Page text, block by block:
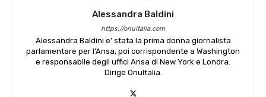
Alessandra Baldini
https://onuitalia.com
Alessandra Baldini e’ stata la prima donna giornalista
parlamentare per l’Ansa, poi corrispondente a Washington
e responsabile degli uffici Ansa di New York e Londra.
Dirige OnuItalia.